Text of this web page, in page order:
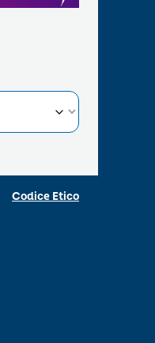
Codice Etico